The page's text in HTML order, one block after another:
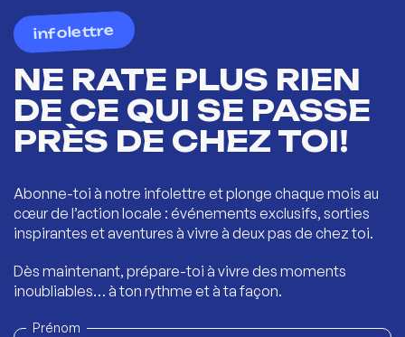
infolettre
NE RATE PLUS RIEN
DE CE QUI SE PASSE
PRÈS DE CHEZ TOI!
Abonne-toi à notre infolettre et plonge chaque mois au
cœur de l’action locale : événements exclusifs, sorties
inspirantes et aventures à vivre à deux pas de chez toi.
Dès maintenant, prépare-toi à vivre des moments
inoubliables… à ton rythme et à ta façon.
Prénom